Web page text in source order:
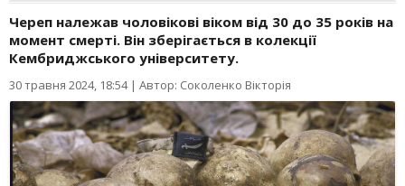
Череп належав чоловікові віком від 30 до 35 років на
момент смерті. Він зберігається в колекції
Кембриджського університету.
30 травня 2024, 18:54| Автор: Соколенко Вікторія